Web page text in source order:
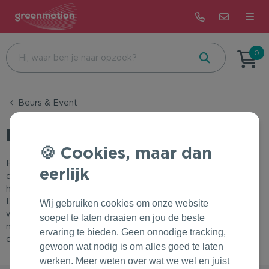
0
Eten & Drinken
Kantoor & Schrijfwaren
Groei & Bloei
Kleding & Accessoires
Feest
Recruitment
Bedrijfsuitje & Sportevent
Pasen
Correctbook
Rains
Pineut
Beurs & Event
Event
Een event is dé kans om indruk te maken. Met praktische,
duurzame giveaways zoals bedrukte waterflessen en
herbruikbare tassen geef je bezoekers iets blijvends mee.
Deze items zijn niet alleen handig tijdens het event, maar
worden daarna nog vaak gebruikt. Kies voor bruikbare en
milieuvriendelijke gifts en maak van jouw evenement een
onvergetelijke merkervaring!
Cookies, maar dan
eerlijk
Wij gebruiken cookies om onze website
soepel te laten draaien en jou de beste
ervaring te bieden. Geen onnodige tracking,
gewoon wat nodig is om alles goed te laten
werken. Meer weten over wat we wel en juist